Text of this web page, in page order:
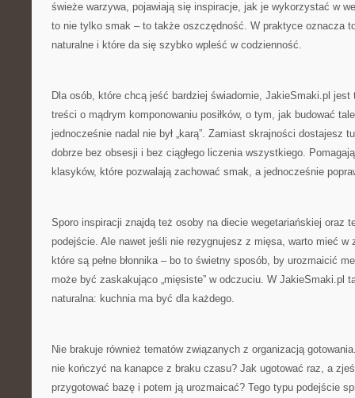
świeże warzywa, pojawiają się inspiracje, jak je wykorzystać w
to nie tylko smak – to także oszczędność. W praktyce oznacza
naturalne i które da się szybko wpleść w codzienność.
Dla osób, które chcą jeść bardziej świadomie, JakieSmaki.pl
treści o mądrym komponowaniu posiłków, o tym, jak budować
jednocześnie nadal nie był „karą”. Zamiast skrajności dostajesz
dobrze bez obsesji i bez ciągłego liczenia wszystkiego.
klasyków, które pozwalają zachować smak, a jednocześnie
Sporo inspiracji znajdą też osoby na diecie wegetariańskiej oraz
podejście. Ale nawet jeśli nie rezygnujesz z mięsa, warto mieć w
które są pełne błonnika – bo to świetny sposób, by urozmaicić
może być zaskakująco „mięsiste” w odczuciu. W JakieSmaki.pl
naturalna: kuchnia ma być dla każdego.
Nie brakuje również tematów związanych z organizacją
nie kończyć na kanapce z braku czasu? Jak ugotować raz, a
przygotować bazę i potem ją urozmaicać? Tego typu podejście